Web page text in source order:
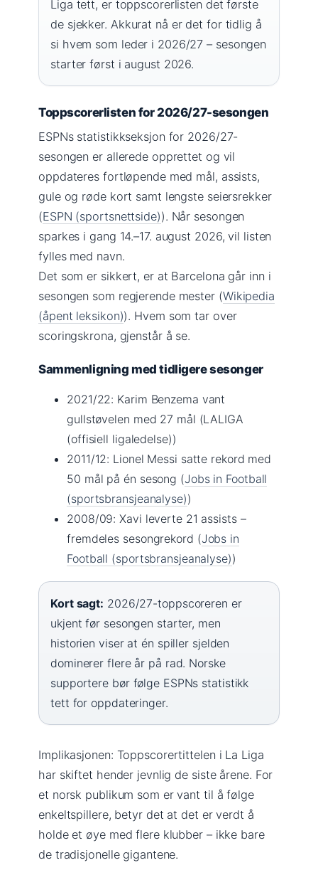
Liga tett, er toppscorerlisten det første
de sjekker. Akkurat nå er det for tidlig å
si hvem som leder i 2026/27 – sesongen
starter først i august 2026.
Toppscorerlisten for 2026/27-sesongen
ESPNs statistikkseksjon for 2026/27-
sesongen er allerede opprettet og vil
oppdateres fortløpende med mål, assists,
gule og røde kort samt lengste seiersrekker
(ESPN (sportsnettside)). Når sesongen
sparkes i gang 14.–17. august 2026, vil listen
fylles med navn.
Det som er sikkert, er at Barcelona går inn i
sesongen som regjerende mester (Wikipedia
(åpent leksikon)). Hvem som tar over
scoringskrona, gjenstår å se.
Sammenligning med tidligere sesonger
2021/22: Karim Benzema vant
gullstøvelen med 27 mål (LALIGA
(offisiell ligaledelse))
2011/12: Lionel Messi satte rekord med
50 mål på én sesong (Jobs in Football
(sportsbransjeanalyse))
2008/09: Xavi leverte 21 assists –
fremdeles sesongrekord (Jobs in
Football (sportsbransjeanalyse))
Kort sagt: 2026/27-toppscoreren er
ukjent før sesongen starter, men
historien viser at én spiller sjelden
dominerer flere år på rad. Norske
supportere bør følge ESPNs statistikk
tett for oppdateringer.
Implikasjonen: Toppscorertittelen i La Liga
har skiftet hender jevnlig de siste årene. For
et norsk publikum som er vant til å følge
enkeltspillere, betyr det at det er verdt å
holde et øye med flere klubber – ikke bare
de tradisjonelle gigantene.